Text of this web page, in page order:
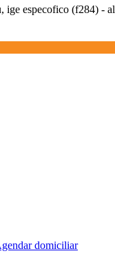
ige especofico (f284) -
domiciliar